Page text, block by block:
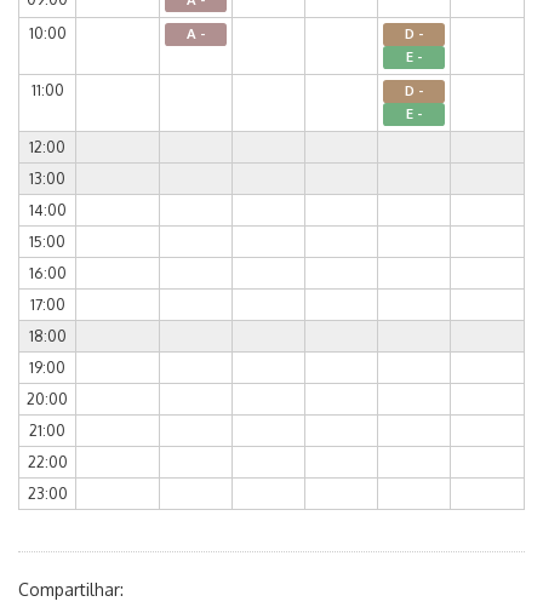
10:00 A -
D -
E -
11:00
D -
E -
12:00
13:00
14:00
15:00
16:00
17:00
18:00
19:00
20:00
21:00
22:00
23:00
Compartilhar: